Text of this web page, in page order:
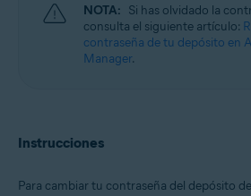
NOTA: Si has olvidado la
consulta el siguiente artículo:
contraseña de tu depósito en
Manager.
Instrucciones
Para cambiar tu contraseña del depósito